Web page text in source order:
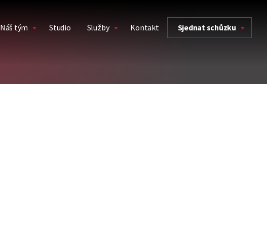
Náš tým Studio Služby Kontakt Sjednat schůzku